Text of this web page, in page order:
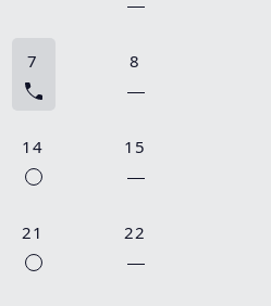
7 8
14 15
21 22